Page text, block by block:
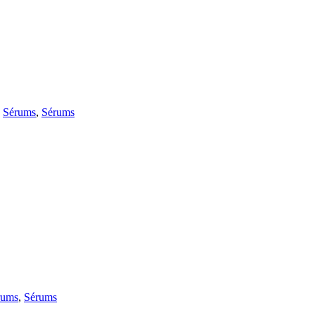
Sérums, Sérums
, Sérums